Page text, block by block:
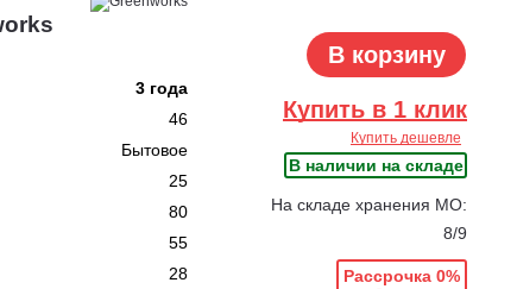
3 года
46
Бытовое
25
80
55
28
В корзину
Купить в 1 клик
Купить дешевле
В наличии на складе
На складе хранения МО:
8/9
Рассрочка 0%